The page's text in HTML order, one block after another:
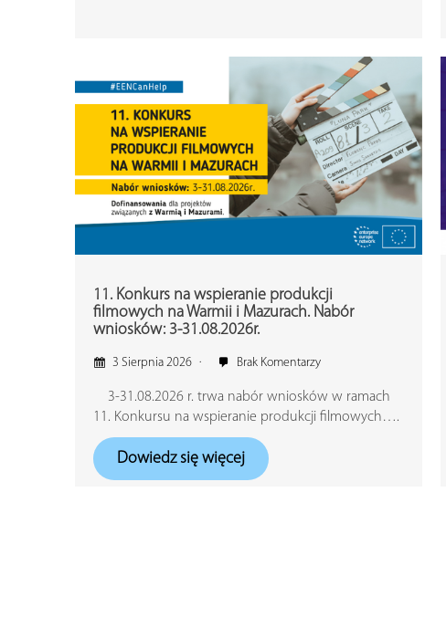
11. Konkurs na wspieranie produkcji
filmowych na Warmii i Mazurach. Nabór
wniosków: 3-31.08.2026r.
3 Sierpnia 2026 Brak Komentarzy
3-31.08.2026 r. trwa nabór wniosków w ramach
11. Konkursu na wspieranie produkcji filmowych….
Dowiedz się więcej